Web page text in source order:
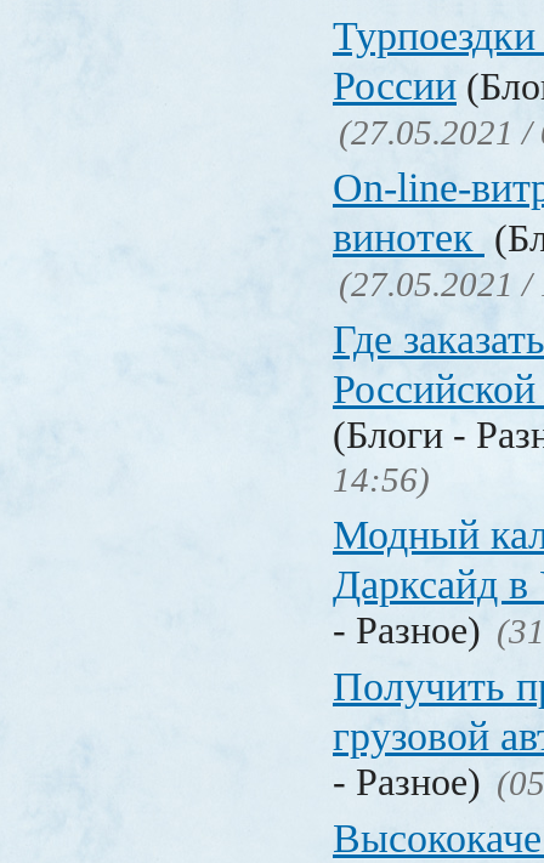
России
(27.05.2021 /
On-line-
винотек
(27.05.2021 /
Где
(Блоги -
14:56)
Модный
Дарксайд в
- Разное)
Получить
грузовой
- Разное)